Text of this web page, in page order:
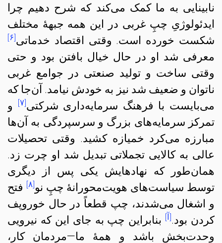
نابینایی به ما کمک می‌کند که شرح دهیم چرا
ایدئولوژیِ چپِ غربی در این همه جبههٔ مختلف
شکست خورده است. وقتی اقتصاد خدماتی[۶]
معرفی شد او در حال خیال بافتن بود و حتی
وقتی ساخت و تولید صنعتی در جوامع غربی
ناتوان و ضعیف شد نیز به خودش نیامد. آن‌جا که
می‌بایست با فرهنگ سرمایه‌داری شرکتی[۷]
و
تمرکز سرمایه‌‌های بزرگ و سرسپردگی به آن‌ها
مبارزه می‌کرد خمیازه کشید. وقتی تحصیلات
عالی به کالایی تجملاتی تبدیل شد او چرت زد.
همان‌طور که نهادهایش یکی پس از دیگری
توسط سیاست‌های هویت‌محورانهٔ چپِ نو[۸] فتح
و اشغال می‌شدند، چپ قطعاً در حال خور‌و‌پف
کردن بود.[آ] بنابراین چپ به جای این‌ که نیرویی
وحدت‌بخش باشد و همهٔ ما—مردمان کار،